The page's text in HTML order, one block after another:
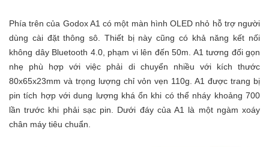
Phía trên của Godox A1 có một màn hình OLED nhỏ hỗ trợ người
dùng cài đặt thông sô. Thiết bị này cũng có khả năng kết nối
không dây Bluetooth 4.0, phạm vi lên đến 50m. A1 tương đối gọn
nhẹ phù hợp với việc phải di chuyển nhiều với kích thước
80x65x23mm và trọng lượng chỉ vỏn vẹn 110g. A1 được trang bị
pin tích hợp với dung lượng khá ổn khi có thể nháy khoảng 700
lần trước khi phải sạc pin. Dưới đáy của A1 là một ngàm xoáy
chân máy tiêu chuẩn.